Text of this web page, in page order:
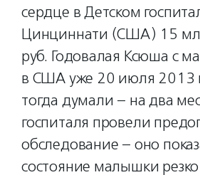
сердце в Детском
Цинциннати (США) 15
руб. Годовалая Ксюша с
в США уже 20 июля 2013
тогда думали – на два
госпиталя провели
обследование – оно
состояние малышки